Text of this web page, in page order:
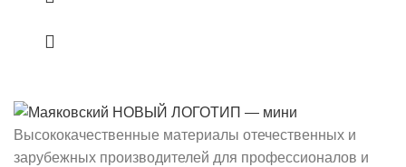
Высококачественные материалы отечественных и
зарубежных производителей для профессионалов и